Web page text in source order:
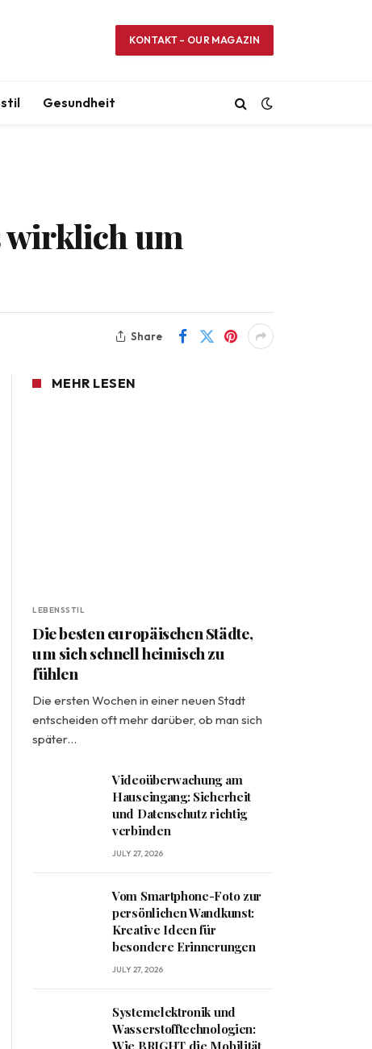
KONTAKT – OUR MAGAZIN
Gesundheit
wirklich um
Share
MEHR LESEN
LEBENSSTIL
Die besten europäischen Städte,
um sich schnell heimisch zu
fühlen
Die ersten Wochen in einer neuen Stadt
entscheiden oft mehr darüber, ob man sich
später…
Videoüberwachung am
Hauseingang: Sicherheit
und Datenschutz richtig
verbinden
JULY 27, 2026
Vom Smartphone-Foto zur
persönlichen Wandkunst:
Kreative Ideen für
besondere Erinnerungen
JULY 27, 2026
Systemelektronik und
Wasserstofftechnologien: